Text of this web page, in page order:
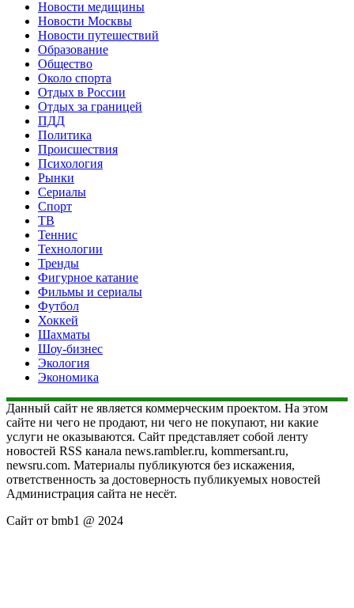
Новости медицины
Новости Москвы
Новости путешествий
Образование
Общество
Около спорта
Отдых в России
Отдых за границей
ПДД
Политика
Происшествия
Психология
Рынки
Сериалы
Спорт
ТВ
Теннис
Технологии
Тренды
Фигурное катание
Фильмы и сериалы
Футбол
Хоккей
Шахматы
Шоу-бизнес
Экология
Экономика
Данный сайт не является коммерческим проектом. На этом
сайте ни чего не продают, ни чего не покупают, ни какие
услуги не оказываются. Сайт представляет собой ленту
новостей RSS канала news.rambler.ru, kommersant.ru,
newsru.com. Материалы публикуются без искажения,
ответственность за достоверность публикуемых новостей
Администрация сайта не несёт.
Сайт от bmb1 @ 2024